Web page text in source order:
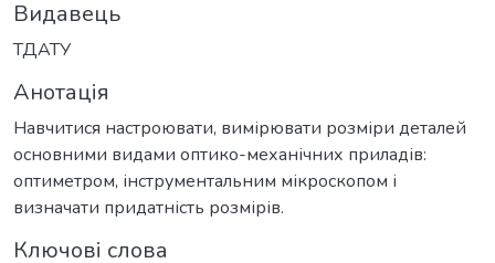
Видавець
ТДАТУ
Анотація
Навчитися настроювати, вимірювати розміри деталей
основними видами оптико-механічних приладів:
оптиметром, інструментальним мікроскопом і
визначати придатність розмірів.
Ключові слова